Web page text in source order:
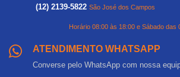
(12) 2139-5822 São José dos Campos
Horário 08:00 às 18:00 e Sábado das
ATENDIMENTO WHATSAPP
Converse pelo WhatsApp com nossa